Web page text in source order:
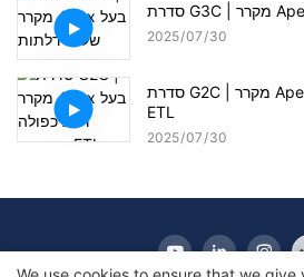
2025 07 30
סדרת G2C | מקרר Apex בעל דלת כפולה ומערכת
ETL
2025 07 30